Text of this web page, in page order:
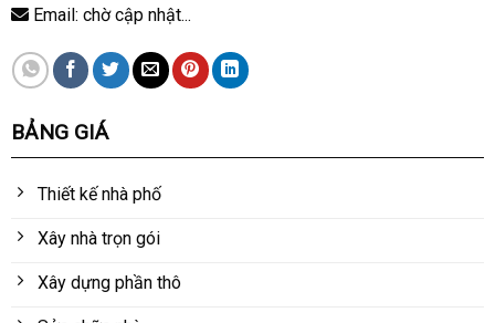
Email: chờ cập nhật...
BẢNG GIÁ
Thiết kế nhà phố
Xây nhà trọn gói
Xây dựng phần thô